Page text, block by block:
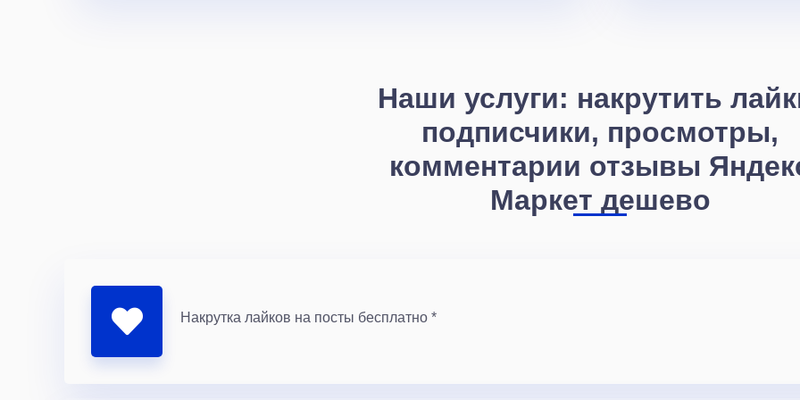
Наши услуги: накрутить
подписчики, просмотры,
комментарии отзывы
Маркет дешево
Накрутка лайков на посты бесплатно *